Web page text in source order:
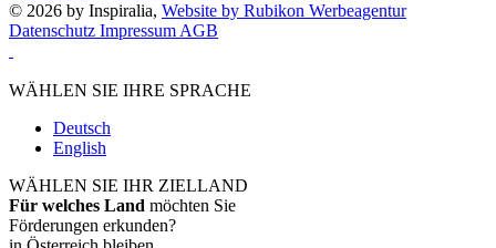
© 2026 by Inspiralia, Website by Rubikon Werbeagentur
Datenschutz Impressum AGB
WÄHLEN SIE IHRE SPRACHE
Deutsch
English
WÄHLEN SIE IHR ZIELLAND
Für welches Land möchten Sie
Förderungen erkunden?